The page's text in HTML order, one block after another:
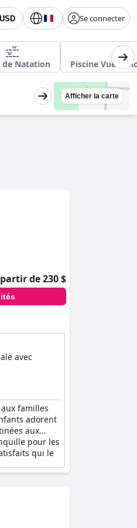
Se connecter
de Natation Piscine Vue
Afficher la carte
de 230 $
avec
familles
adorent
aux
pour les
qui le